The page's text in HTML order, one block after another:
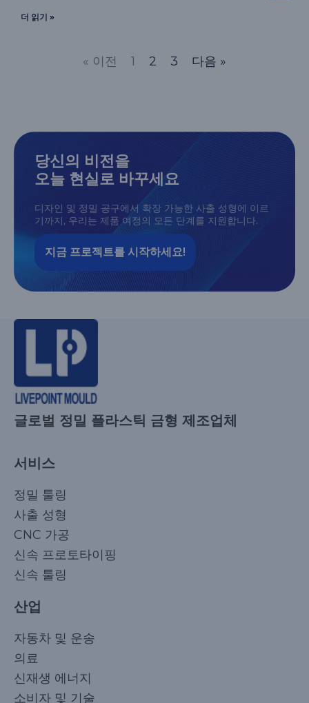
더 읽기 »
« 이전 1 2 3 다음 »
당신의 비전을
오늘 현실로 바꾸세요
디자인 및 정밀 공구에서 확장 가능한 사출 성형에 이르
기까지, 우리는 제품 여정의 모든 단계를 지원합니다.
지금 프로젝트를 시작하세요!
글로벌 정밀 플라스틱 금형 제조업체
서비스
정밀 툴링
사출 성형
CNC 가공
신속 프로토타이핑
신속 툴링
산업
자동차 및 운송
의료
신재생 에너지
소비자 및 기술